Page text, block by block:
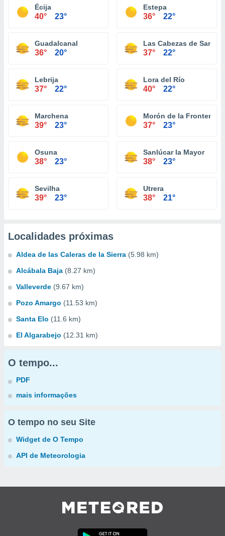
Écija
40° 23°
Estepa
36° 22°
Guadalcanal
36° 20°
Las Cabezas de San
37° 22°
Lebrija
37° 22°
Lora del Río
40° 22°
Marchena
39° 23°
Morón de la Frontera
37° 23°
Osuna
38° 23°
Sanlúcar la Mayor
38° 23°
Sevilha
39° 23°
Utrera
38° 21°
Localidades próximas
Aldea de las Caleras de la Sierra (5.98 km)
Alcábala Baja (8.27 km)
Valleverde (9.67 km)
Pozo Amargo (11.53 km)
Santa Elo (11.6 km)
El Algarabejo (12.31 km)
O tempo...
PDF
mais informações
O tempo no seu Site
Widget de O Tempo
API de Meteorologia